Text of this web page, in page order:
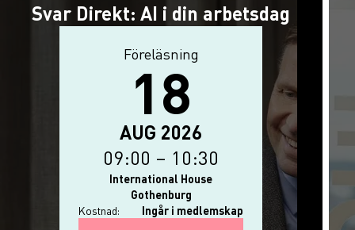
Svar Direkt: AI i din arbetsdag
Aktivitetstyp
Föreläsning
Evenemanget börjar: 18 augusti
The event ends on: 18 augusti
18
AUG 2026
09:00 – 10:30
International House
Gothenburg
Kostnad:
Ingår i medlemskap